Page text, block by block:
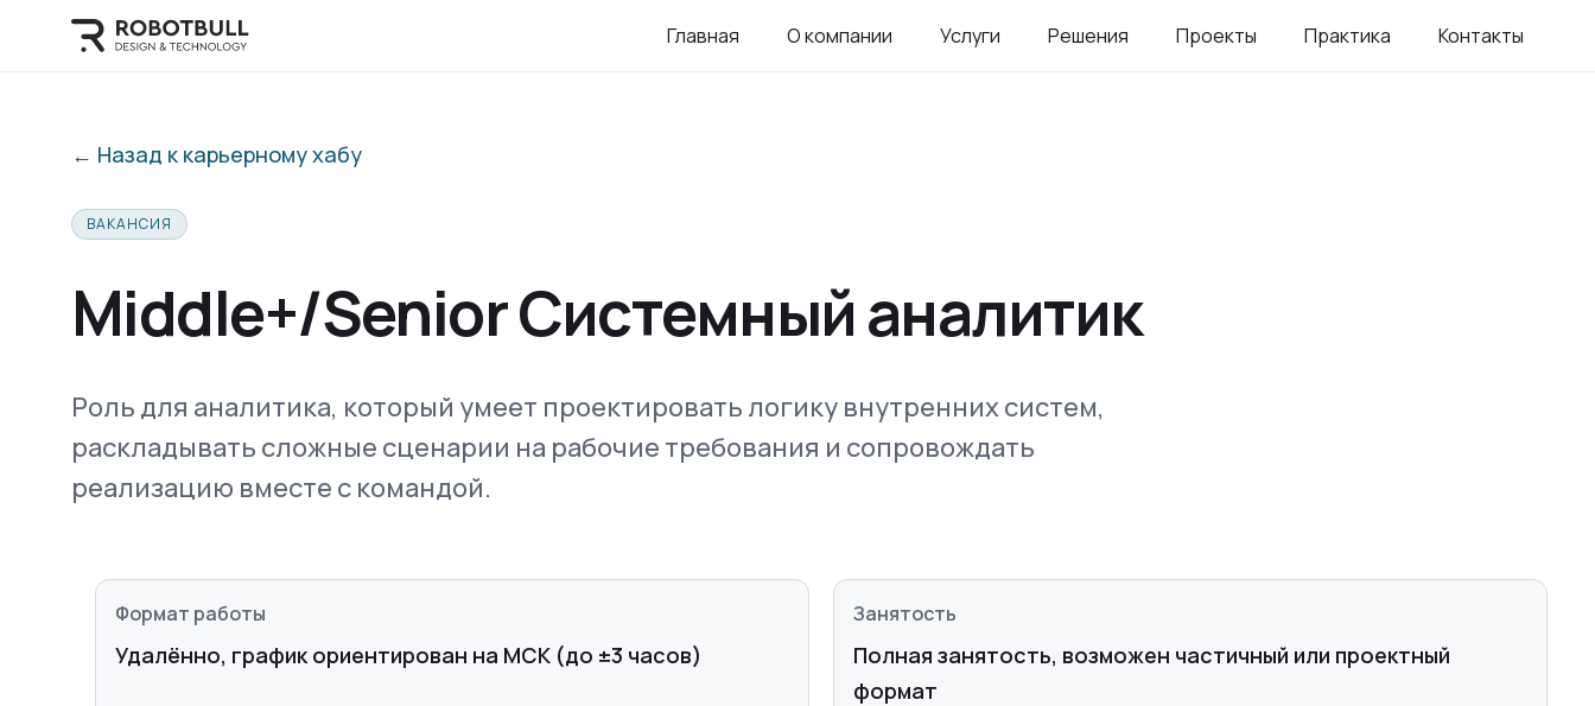
Главная О компании Услуги Решения Проекты Практика Контакты
← Назад к карьерному хабу
ВАКАНСИЯ
Middle+/Senior Системный аналитик
Роль для аналитика, который умеет проектировать логику внутренних систем,
раскладывать сложные сценарии на рабочие требования и сопровождать
реализацию вместе с командой.
Формат работы
Удалённо, график ориентирован на МСК (до ±3 часов)
Занятость
Полная занятость, возможен частичный или проектный
формат